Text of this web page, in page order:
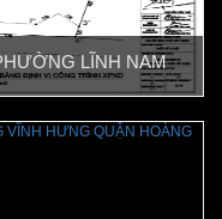
LĨNH NAM